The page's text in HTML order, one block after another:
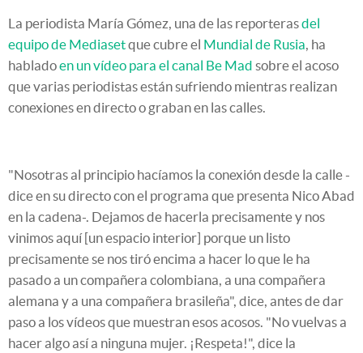
La periodista María Gómez, una de las reporterasdel
equipo de Mediasetque cubre el Mundial de Rusia, ha
habladoen un vídeo para el canal Be Mad sobre el acoso
que varias periodistas están sufriendo mientras realizan
conexiones en directo o graban en las calles.
"Nosotras al principio hacíamos la conexión desde la calle -
dice en su directo con el programa que presenta Nico Abad
en la cadena-. Dejamos de hacerla precisamente y nos
vinimos aquí [un espacio interior] porque un listo
precisamente se nos tiró encima a hacer lo que le ha
pasado a un compañera colombiana, a una compañera
alemana y a una compañera brasileña", dice, antes de dar
paso a los vídeos que muestran esos acosos. "No vuelvas a
hacer algo así a ninguna mujer. ¡Respeta!", dice la